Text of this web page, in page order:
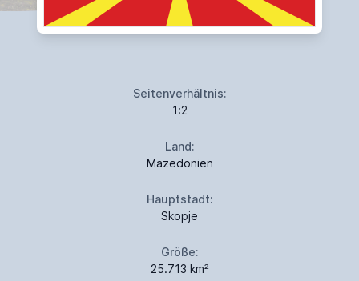
Seitenverhältnis:
1:2
Land:
Mazedonien
Hauptstadt:
Skopje
Größe:
25.713 km²